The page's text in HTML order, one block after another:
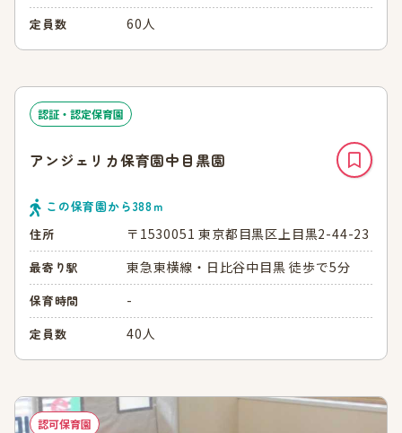
定員数 60人
認証・認定保育園
アンジェリカ保育園中目黒園
この保育園から388ｍ
住所
〒1530051 東京都目黒区上目黒2-44-23
最寄り駅 東急東横線・日比谷中目黒 徒歩で5分
保育時間 -
定員数 40人
認可保育園